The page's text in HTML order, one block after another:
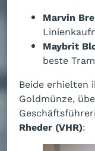
Marvin
Maybrit
beste
Beide erhielten
Goldmünze,
Rheder (VHR):